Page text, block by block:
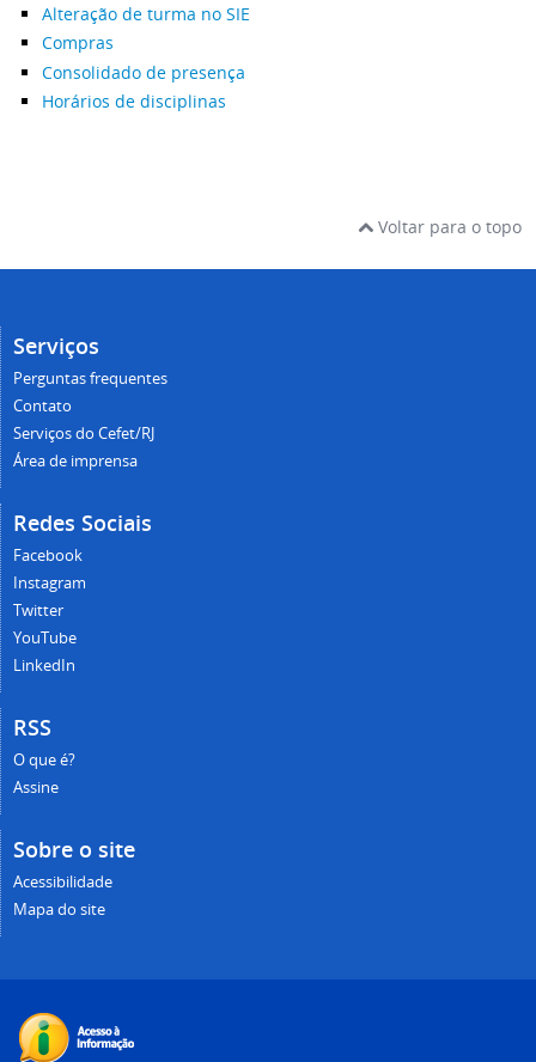
Alteração de turma no SIE
Compras
Consolidado de presença
Horários de disciplinas
Voltar para o topo
Serviços
Perguntas frequentes
Contato
Serviços do Cefet/RJ
Área de imprensa
Redes Sociais
Facebook
Instagram
Twitter
YouTube
LinkedIn
RSS
O que é?
Assine
Sobre o site
Acessibilidade
Mapa do site